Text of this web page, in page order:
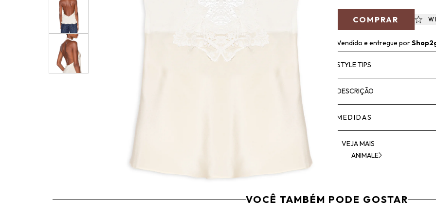
COMPRAR
Vendido e entregue por
STYLE TIPS
DESCRIÇÃO
MEDIDAS
VEJA MAIS
ANIMALE
VOCÊ TAMBÉM PODE GOSTAR